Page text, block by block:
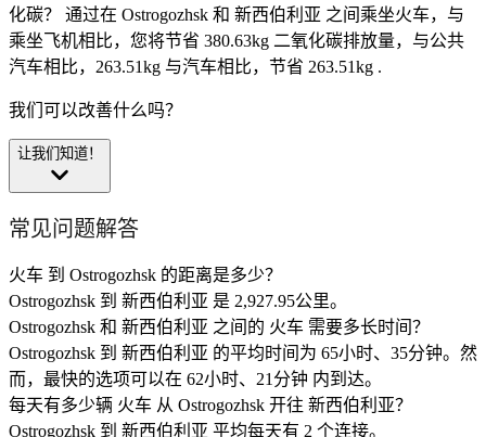
化碳？
通过在 Ostrogozhsk 和 新西伯利亚 之间乘坐火车，与
乘坐飞机相比，您将节省 380.63kg 二氧化碳排放量，与公共
汽车相比，263.51kg 与汽车相比，节省 263.51kg .
我们可以改善什么吗？
让我们知道！
常见问题解答
火车 到 Ostrogozhsk 的距离是多少？
Ostrogozhsk 到 新西伯利亚 是 2,927.95公里。
Ostrogozhsk 和 新西伯利亚 之间的 火车 需要多长时间？
Ostrogozhsk 到 新西伯利亚 的平均时间为 65小时、35分钟。然
而，最快的选项可以在 62小时、21分钟 内到达。
每天有多少辆 火车 从 Ostrogozhsk 开往 新西伯利亚？
Ostrogozhsk 到 新西伯利亚 平均每天有 2 个连接。